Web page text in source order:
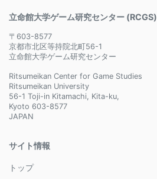
立命館大学ゲーム研究センター (RCGS)
〒603-8577
京都市北区等持院北町56-1
立命館大学ゲーム研究センター
Ritsumeikan Center for Game Studies
Ritsumeikan University
56-1 Toji-in Kitamachi, Kita-ku,
Kyoto 603-8577
JAPAN
サイト情報
トップ